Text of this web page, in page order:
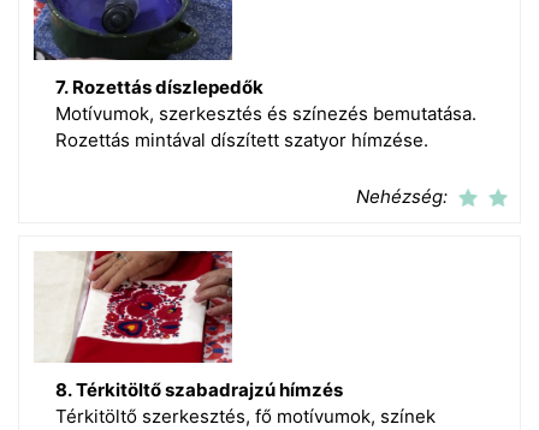
7. Rozettás díszlepedők
Motívumok, szerkesztés és színezés bemutatása.
Rozettás mintával díszített szatyor hímzése.
Nehézség:
8. Térkitöltő szabadrajzú hímzés
Térkitöltő szerkesztés, fő motívumok, színek